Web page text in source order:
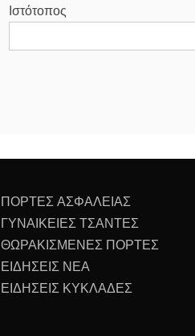
Ιστότοπος
ΠΟΡΤΕΣ ΑΣΦΑΛΕΙΑΣ
ΓΥΝΑΙΚΕΙΕΣ ΤΣΑΝΤΕΣ
ΘΩΡΑΚΙΣΜΕΝΕΣ ΠΟΡΤΕΣ
ΕΙΔΗΣΕΙΣ ΝΕΑ
ΕΙΔΗΣΕΙΣ ΚΥΚΛΑΔΕΣ